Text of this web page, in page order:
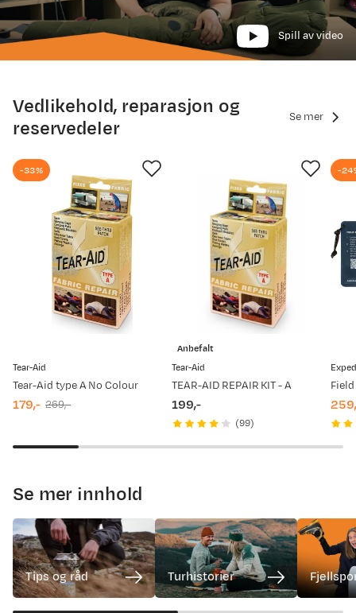
Spill av video
Vedlikehold, reparasjon og
reservedeler
Se mer
Tear-Aid
Tear-Aid type A No Colour
-33%
discounted
179,-
original269,-
Anbefalt
Tear-Aid
TEAR-AID REPAIR KIT - A
price
199,-
(99)
Exped
-
Se mer innhold
Tips og råd Turhistorier